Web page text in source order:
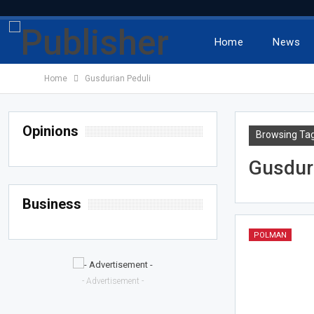
Home News
Home Gusdurian Peduli
Browsing
POLMAN
Opinions
Business
- Advertisement -